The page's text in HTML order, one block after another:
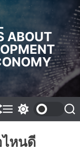
ABOUT
M
e
u
w
t
c
S
e
หนดี